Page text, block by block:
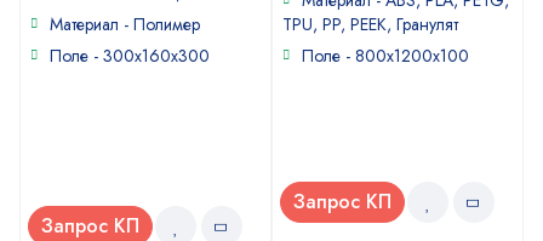
Материал - Полимер
Поле - 300х160х300
Запрос КП
TPU, PP, PEEK, Гранулят
Поле - 800х1200х100
Запрос КП